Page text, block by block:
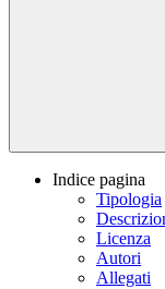
Indice pagina
Tipologia
Licenza
Autori
Allegati